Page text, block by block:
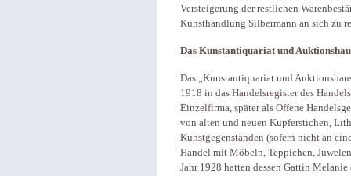
Versteigerung der restlichen
Kunsthandlung Silbermann an sich zu
Das Kunstantiquariat und
Das „Kunstantiquariat und
1918 in das Handelsregister des
Einzelfirma, später als Offene
von alten und neuen Kupferstichen,
Kunstgegenständen (sofern nicht an
Handel mit Möbeln, Teppichen,
Jahr 1928 hatten dessen Gattin